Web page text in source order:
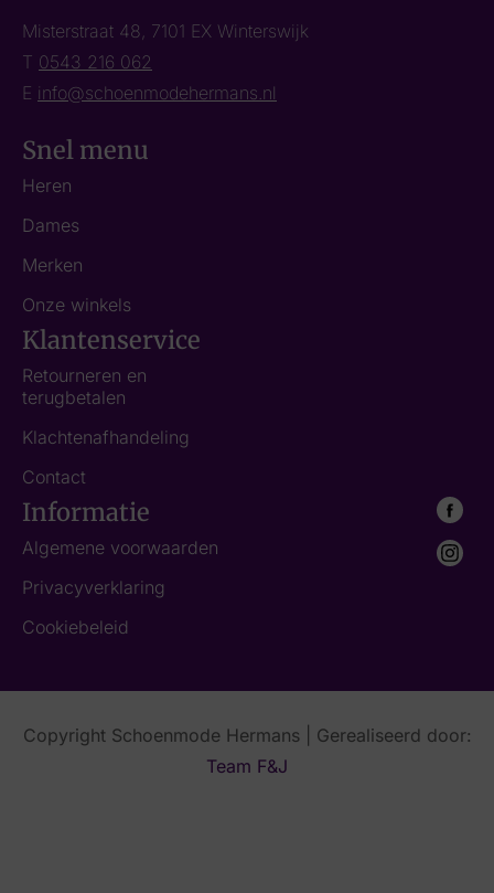
Misterstraat 48, 7101 EX Winterswijk
T 0543 216 062
E info@schoenmodehermans.nl
Snel menu
Heren
Dames
Merken
Onze winkels
Klantenservice
Retourneren en
terugbetalen
Klachtenafhandeling
Contact
Informatie
Algemene voorwaarden
Privacyverklaring
Cookiebeleid
Copyright Schoenmode Hermans | Gerealiseerd door:
Team F&J